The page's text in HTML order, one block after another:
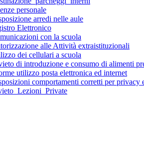
personale
arredi nelle aule
Elettronico
con la scuola
alle Attività extraistituzionali
dei cellulari a scuola
di introduzione e consumo di alimenti
utilizzo posta elettronica ed internet
comportamenti corretti per privacy